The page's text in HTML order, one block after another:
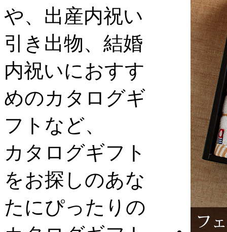
や、出産内祝い
引き出物、結婚
内祝いにおすす
めのカタログギ
フトなど、
カタログギフト
をお探しのあな
たにぴったりの